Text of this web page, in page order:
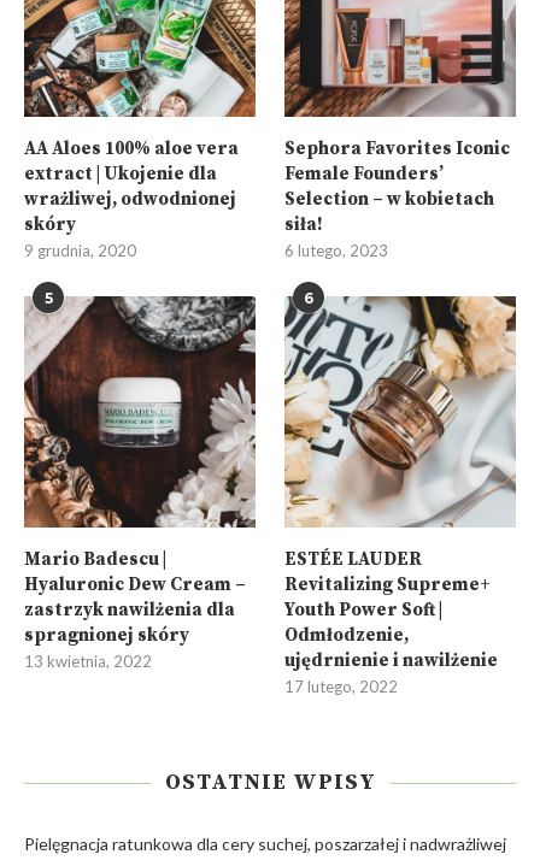
AA Aloes 100% aloe vera
extract | Ukojenie dla
wrażliwej, odwodnionej
skóry
9 grudnia, 2020
Sephora Favorites Iconic
Female Founders’
Selection – w kobietach
siła!
6 lutego, 2023
5
Mario Badescu |
Hyaluronic Dew Cream –
zastrzyk nawilżenia dla
spragnionej skóry
13 kwietnia, 2022
6
ESTÉE LAUDER
Revitalizing Supreme+
Youth Power Soft |
Odmłodzenie,
ujędrnienie i nawilżenie
17 lutego, 2022
OSTATNIE WPISY
Pielęgnacja ratunkowa dla cery suchej, poszarzałej i nadwrażliwej